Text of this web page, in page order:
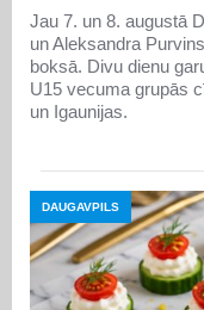
Jau 7. un 8. augustā
un Aleksandra
boksā. Divu dienu
U15 vecuma grupās
un Igaunijas.
DAUGAVPILS